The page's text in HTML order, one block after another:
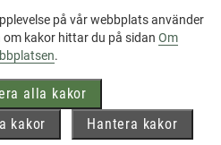
på vår webbplats använder
kakor hittar du på sidan Om
.
alla kakor
kakor
Hantera kakor